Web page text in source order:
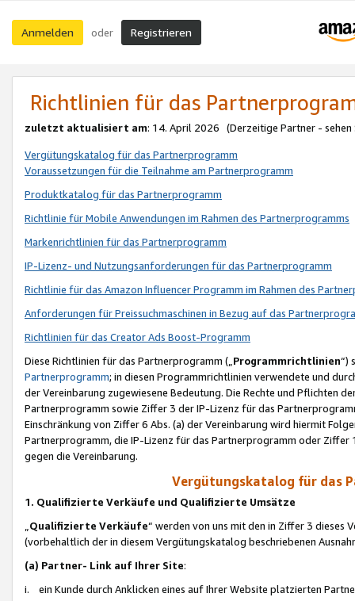
Anmelden oder Registrieren
Richtlinien für das
zuletzt aktualisiert am: 14. April 2026 (Derzeitige Partner - sehen
Vergütungskatalog für das Partnerprogramm
Voraussetzungen für die Teilnahme am Partnerprogramm
Produktkatalog für das Partnerprogramm
Richtlinie für Mobile Anwendungen im Rahmen des Partnerprogramms
Markenrichtlinien für das Partnerprogramm
IP-Lizenz- und Nutzungsanforderungen für das Partnerprogramm
Richtlinie für das Amazon Influencer Programm im Rahmen des
Anforderungen für Preissuchmaschinen in Bezug auf das
Richtlinien für das Creator Ads Boost-Programm
Diese Richtlinien für das Partnerprogramm („Programmrichtlinien“)
Partnerprogramm; in diesen Programmrichtlinien verwendete und
der Vereinbarung zugewiesene Bedeutung. Die Rechte und Pflichten
Partnerprogramm sowie Ziffer 3 der IP-Lizenz für das
Einschränkung von Ziffer 6 Abs. (a) der Vereinbarung wird hiermit
Partnerprogramm, die IP-Lizenz für das Partnerprogramm oder
gegen die Vereinbarung.
Vergütungskatalog für das
1. Qualifizierte Verkäufe und Qualifizierte Umsätze
Qualifizierte Verkäufe“ werden von uns mit den in Ziffer 3
(vorbehaltlich der in diesem Vergütungskatalog beschriebenen
(a) Partner- Link auf Ihrer Site:
i. ein Kunde durch Anklicken eines auf Ihrer Website platzierten